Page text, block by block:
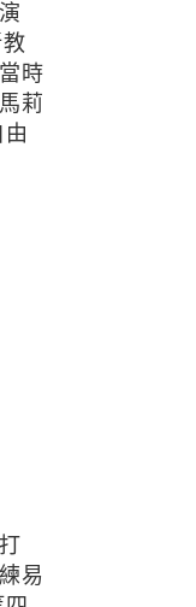
時
莉
易